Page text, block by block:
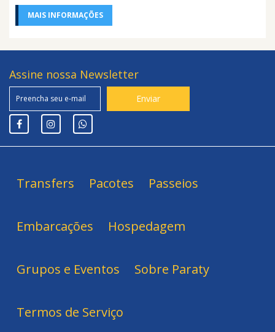
MAIS INFORMAÇÕES
Assine nossa Newsletter
Transfers Pacotes Passeios
Embarcações Hospedagem
Grupos e Eventos Sobre Paraty
Termos de Serviço